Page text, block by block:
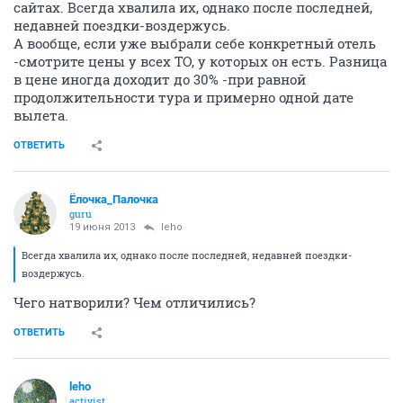
сайтах. Всегда хвалила их, однако после последней,
недавней поездки-воздержусь.
А вообще, если уже выбрали себе конкретный отель
-смотрите цены у всех ТО, у которых он есть. Разница
в цене иногда доходит до 30% -при равной
продолжительности тура и примерно одной дате
вылета.
ОТВЕТИТЬ
Ёлочка_Палочка
guru
19 июня 2013 leho
Всегда хвалила их, однако после последней, недавней поездки-
воздержусь.
Чего натворили? Чем отличились?
ОТВЕТИТЬ
leho